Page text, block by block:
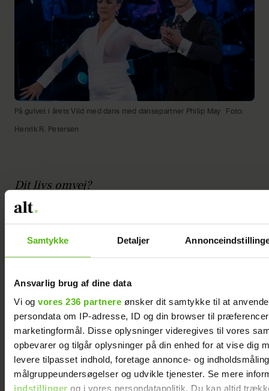
Samtykke Detaljer
Ansvarlig brug af dine data
Vi og vores 236 partnere ønsker dit samtykke til at
persondata om IP-adresse, ID og din browser til
marketingformål. Disse oplysninger videregives til vores
opbevarer og tilgår oplysninger på din enhed for at vise dig
levere tilpasset indhold, foretage annonce- og
målgruppeundersøgelser og udvikle tjenester. Se mere
indstillinger og i vores persondatapolitik. Du kan altid
På gulvet i årets Vild med dans med dansepartner Philip May Foto:
Henrik R. Petersen
Dit livs omvej?
"Jeg blev adopteret af min mors mand i
2019. I virkeligheden har Jesper været min
far, siden min mor første gang
påtog sig rollen med alt, hvad han havde i
sig. Men det var først der, det blev officielt.
Jeg var ellers virkelig ikke fan af Jesper i
starten.
Jeg var helt sikkert på vagt på grund af
mine oplever i min barndom, og så brød